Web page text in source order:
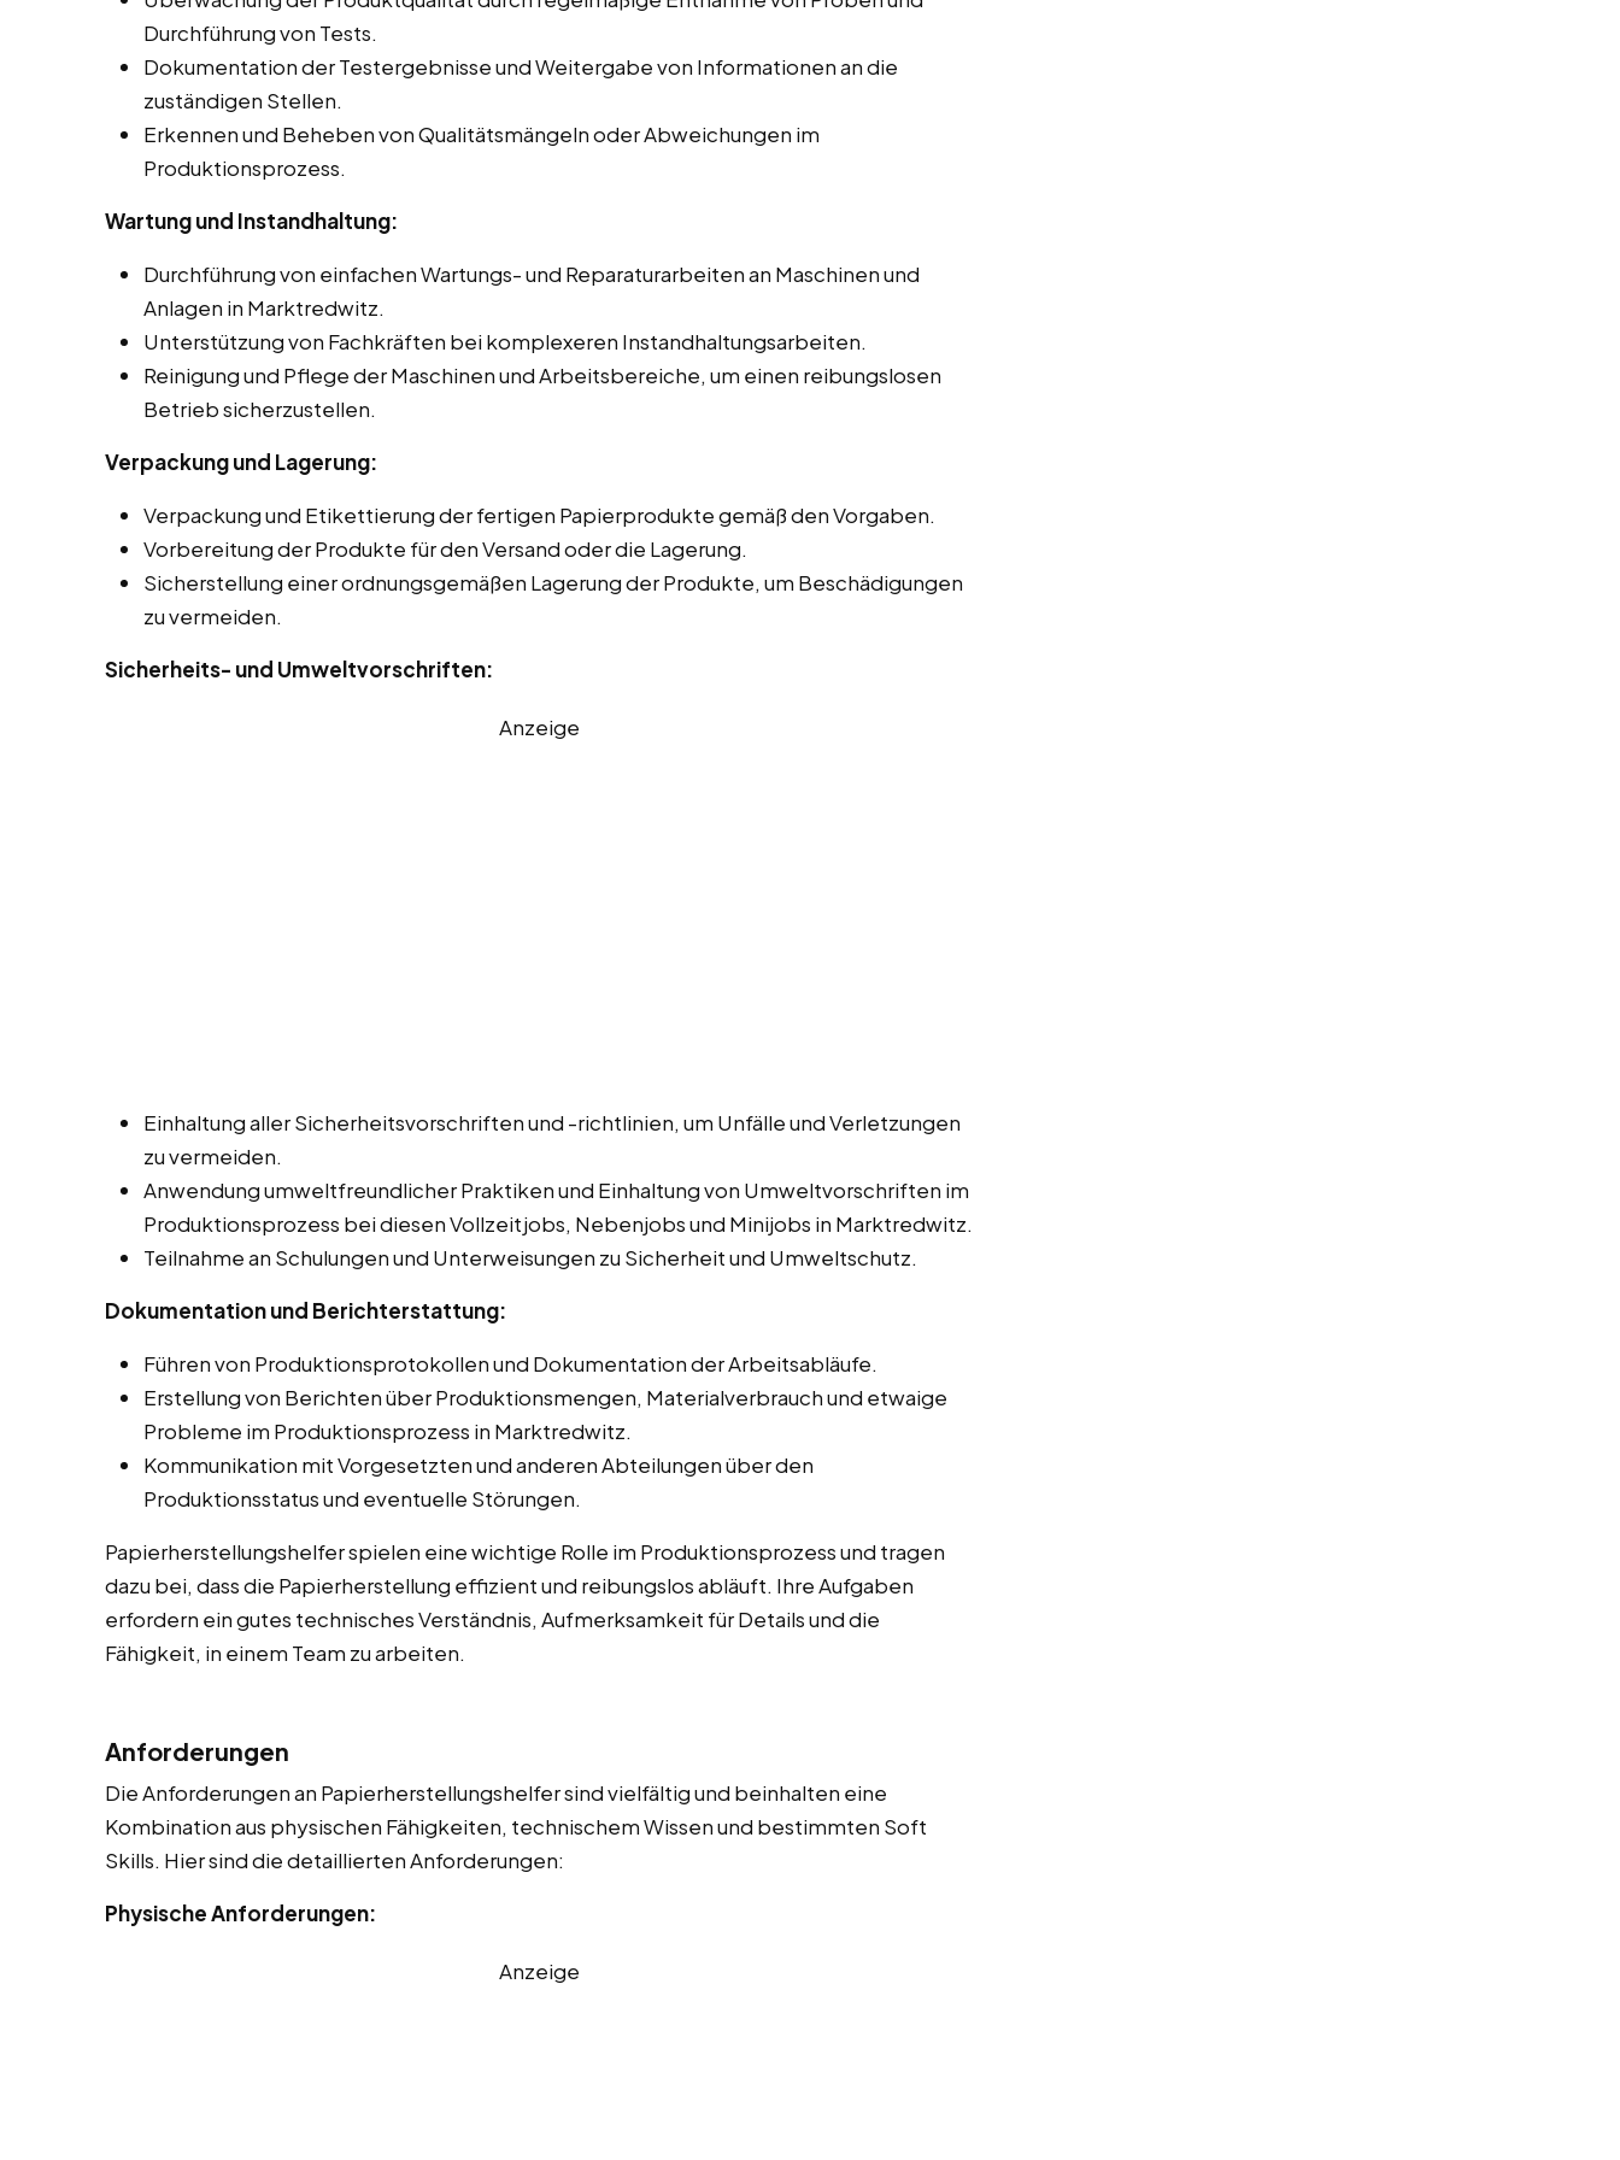
Durchführung von Tests.
Dokumentation der Testergebnisse und Weitergabe von Informationen an die
zuständigen Stellen.
Erkennen und Beheben von Qualitätsmängeln oder Abweichungen im
Produktionsprozess.
Wartung und Instandhaltung:
Durchführung von einfachen Wartungs- und Reparaturarbeiten an Maschinen und
Anlagen in Marktredwitz.
Unterstützung von Fachkräften bei komplexeren Instandhaltungsarbeiten.
Reinigung und Pflege der Maschinen und Arbeitsbereiche, um einen reibungslosen
Betrieb sicherzustellen.
Verpackung und Lagerung:
Verpackung und Etikettierung der fertigen Papierprodukte gemäß den Vorgaben.
Vorbereitung der Produkte für den Versand oder die Lagerung.
Sicherstellung einer ordnungsgemäßen Lagerung der Produkte, um Beschädigungen
zu vermeiden.
Sicherheits- und Umweltvorschriften:
Anzeige
Einhaltung aller Sicherheitsvorschriften und -richtlinien, um Unfälle und Verletzungen
zu vermeiden.
Anwendung umweltfreundlicher Praktiken und Einhaltung von Umweltvorschriften im
Produktionsprozess bei diesen Vollzeitjobs, Nebenjobs und Minijobs in Marktredwitz.
Teilnahme an Schulungen und Unterweisungen zu Sicherheit und Umweltschutz.
Dokumentation und Berichterstattung:
Führen von Produktionsprotokollen und Dokumentation der Arbeitsabläufe.
Erstellung von Berichten über Produktionsmengen, Materialverbrauch und etwaige
Probleme im Produktionsprozess in Marktredwitz.
Kommunikation mit Vorgesetzten und anderen Abteilungen über den
Produktionsstatus und eventuelle Störungen.
Papierherstellungshelfer spielen eine wichtige Rolle im Produktionsprozess und tragen
dazu bei, dass die Papierherstellung effizient und reibungslos abläuft. Ihre Aufgaben
erfordern ein gutes technisches Verständnis, Aufmerksamkeit für Details und die
Fähigkeit, in einem Team zu arbeiten.
Anforderungen
Die Anforderungen an Papierherstellungshelfer sind vielfältig und beinhalten eine
Kombination aus physischen Fähigkeiten, technischem Wissen und bestimmten Soft
Skills. Hier sind die detaillierten Anforderungen:
Physische Anforderungen:
Anzeige